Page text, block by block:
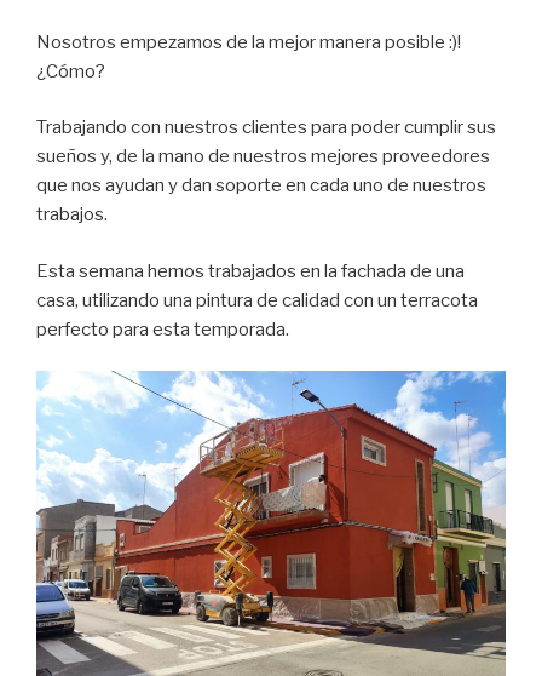
Nosotros empezamos de la mejor manera posible :)!
¿Cómo?
Trabajando con nuestros clientes para poder cumplir sus
sueños y, de la mano de nuestros mejores proveedores
que nos ayudan y dan soporte en cada uno de nuestros
trabajos.
Esta semana hemos trabajados en la fachada de una
casa, utilizando una pintura de calidad con un terracota
perfecto para esta temporada.